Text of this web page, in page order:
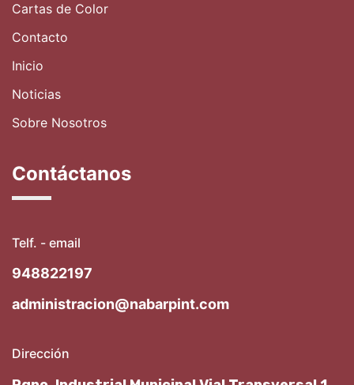
Cartas de Color
Contacto
Inicio
Noticias
Sobre Nosotros
Contáctanos
Telf. - email
948822197
administracion@nabarpint.com
Dirección